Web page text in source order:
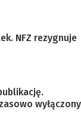
NFZ rezygnuje
wyłączony